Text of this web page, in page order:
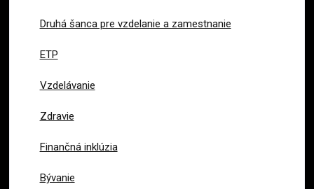
Druhá šanca pre vzdelanie a zamestnanie
ETP
Vzdelávanie
Zdravie
Finančná inklúzia
Bývanie